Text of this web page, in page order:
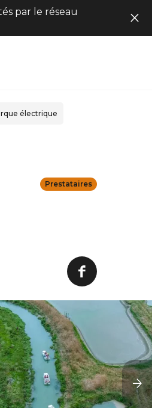
par le réseau
électrique
Prestataires